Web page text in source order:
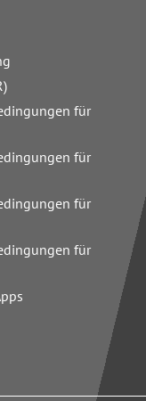
für
für
für
für